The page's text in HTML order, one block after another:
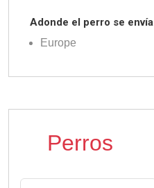
Adonde el perro se envía
Europe
Perros